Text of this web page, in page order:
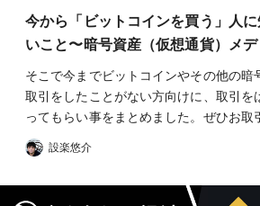
今から「ビットコインを買う」人
いこと〜暗号資産（仮想通貨）メ
そこで今までビットコインやその他の暗
取引をしたことがない方向けに、取引を
ってもらい事をまとめました。ぜひお
設楽悠介